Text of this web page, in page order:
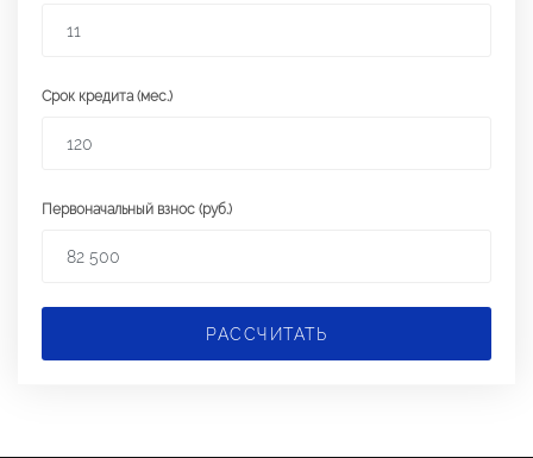
Срок кредита (мес.)
Первоначальный взнос (руб.)
РАССЧИТАТЬ